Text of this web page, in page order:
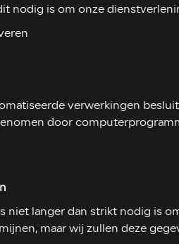
nodig is om onze
verwerkingen
door
niet langer dan strikt nodig is
maar wij zullen deze